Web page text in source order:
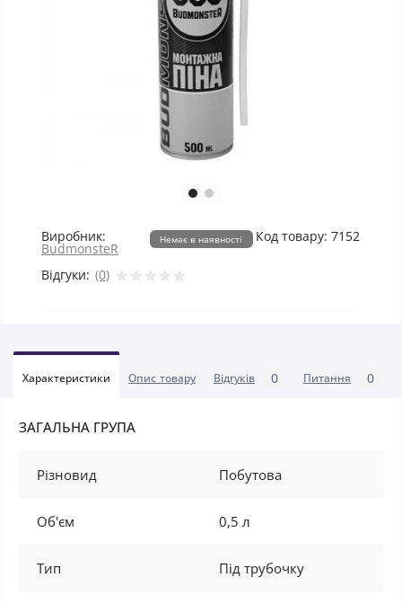
Виробник:
BudmonsteR
Код товару: 7152
Відгуки: (0)
Немає в наявності
Характеристики Опис товару Відгуків 0 Питання 0
ЗАГАЛЬНА ГРУПА
Різновид Побутова
Об'єм 0,5 л
Тип Під трубочку